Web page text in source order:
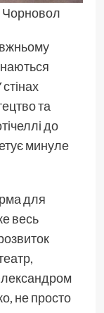
та
до
минуле
для
весь
не просто